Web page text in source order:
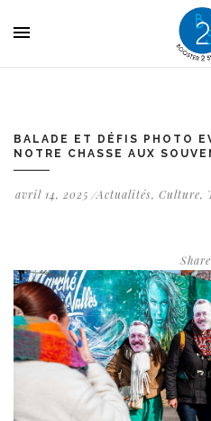
BALADE ET DÉFIS PHOTO
NOTRE CHASSE AUX
avril 14, 2025 Actualités, Culture,
Panneau de gestion des cookies